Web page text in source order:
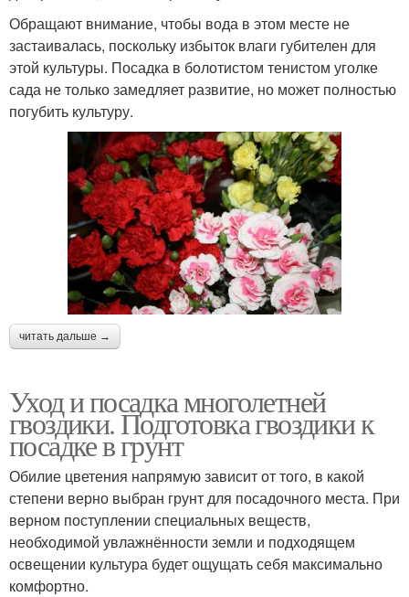
Обращают внимание, чтобы вода в этом месте не
застаивалась, поскольку избыток влаги губителен для
этой культуры. Посадка в болотистом тенистом уголке
сада не только замедляет развитие, но может полностью
погубить культуру.
читать дальше →
Уход и посадка многолетней
гвоздики. Подготовка гвоздики к
посадке в грунт
Обилие цветения напрямую зависит от того, в какой
степени верно выбран грунт для посадочного места. При
верном поступлении специальных веществ,
необходимой увлажнённости земли и подходящем
освещении культура будет ощущать себя максимально
комфортно.